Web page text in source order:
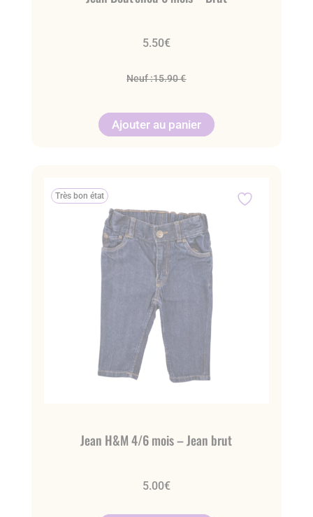
5.50€
Neuf :15.90 €
Ajouter au panier
Très bon état
Jean H&M 4/6 mois – Jean brut
5.00€